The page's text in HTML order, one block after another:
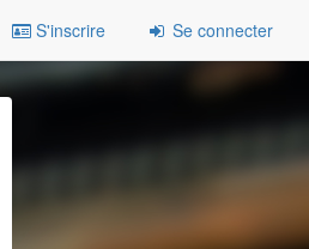
S'inscrire Se connecter